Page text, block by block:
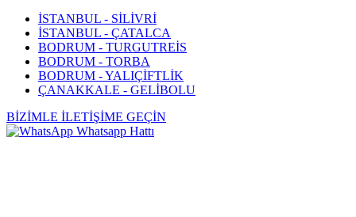
İSTANBUL - SİLİVRİ
İSTANBUL - ÇATALCA
BODRUM - TURGUTREİS
BODRUM - TORBA
BODRUM - YALIÇİFTLİK
ÇANAKKALE - GELİBOLU
BİZİMLE İLETİŞİME GEÇİN
Whatsapp Hattı